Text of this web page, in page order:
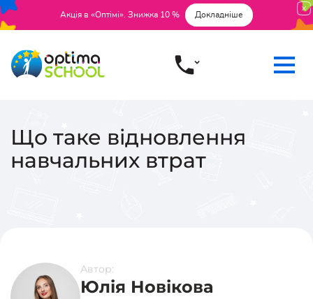
Акція в «Оптімі». Знижка 10 % Докладніше
Що таке відновлення
навчальних втрат
Автор:
Юлія Новікова